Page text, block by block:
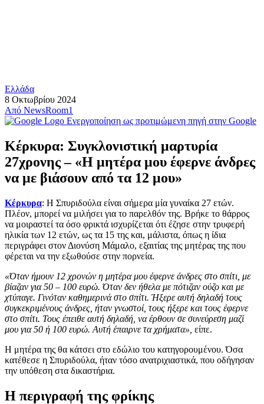
Ελλάδα
8 Οκτωβρίου 2024
Από NewsRoom1
Ενεργοποίηση ως προτιμώμενη πηγή στην Google
Κέρκυρα: Συγκλονιστική μαρτυρία
27χρονης – «Η μητέρα μου έφερνε άνδρες
να με βιάσουν από τα 12 μου»
Κέρκυρα: Η Σπυριδούλα είναι σήμερα μία γυναίκα 27 ετών.
Πλέον, μπορεί να μιλήσει για το παρελθόν της. Βρήκε το θάρρος
να μοιραστεί τα όσο φρικτά ισχυρίζεται ότι έζησε στην τρυφερή
ηλικία των 12 ετών, ως τα 15 της και, μάλιστα, όπως η ίδια
περιγράφει στον Διονύση Μάμαλο, εξαιτίας της μητέρας της που
φέρεται να την εξωθούσε στην πορνεία.
«Όταν ήμουν 12 χρονών η μητέρα μου έφερνε άνδρες στο σπίτι, με
βίαζαν για 50 – 100 ευρώ. Όταν δεν ήθελα με πότιζαν ούζο και με
χτύπαγε. Γινόταν καθημερινά στο σπίτι. Ήξερε αυτή δηλαδή τους
συγκεκριμένους άνδρες, ήταν γνωστοί, τους ήξερε και τους έφερνε
στο σπίτι. Τους έπειθε αυτή δηλαδή, να έρθουν σε συνεύρεση μαζί
μου για 50 ή 100 ευρώ. Αυτή έπαιρνε τα χρήματα», είπε.
Η μητέρα της θα κάτσει στο εδώλιο του κατηγορουμένου. Όσα
κατέθεσε η Σπυριδούλα, ήταν τόσο ανατριχιαστικά, που οδήγησαν
την υπόθεση στα δικαστήρια.
Η περιγραφή της φρίκης